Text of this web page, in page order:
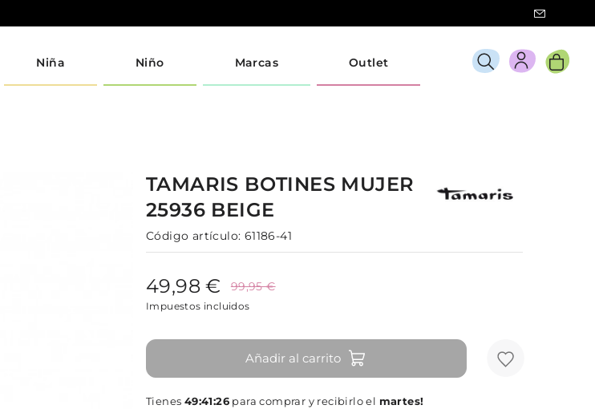
Niña Niño Marcas Outlet
TAMARIS BOTINES MUJER
25936 BEIGE
Código artículo: 61186-41
49,98 € 99,95 €
Impuestos incluidos
Añadir al carrito
Tienes 49:41:26 para comprar y recibirlo el martes!